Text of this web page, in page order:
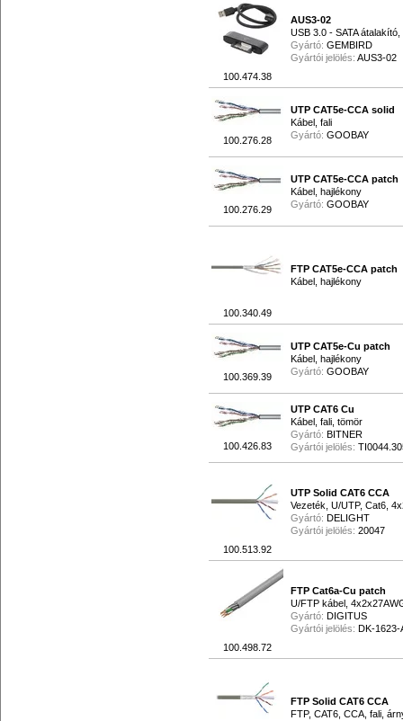
100.474.38
AUS3-02
USB 3.0 - SATA
Gyártó: GEMBIRD
Gyártói jelölés: AUS3-02
100.276.28
UTP CAT5e-CCA solid
Kábel, fali
Gyártó: GOOBAY
100.276.29
UTP CAT5e-CCA patch
Kábel, hajlékony
Gyártó: GOOBAY
100.340.49
FTP CAT5e-CCA patch
Kábel, hajlékony
100.369.39
UTP CAT5e-Cu patch
Kábel, hajlékony
Gyártó: GOOBAY
100.426.83
UTP CAT6 Cu
Kábel, fali, tömör
Gyártó: BITNER
Gyártói jelölés:
100.513.92
UTP Solid CAT6 CCA
Vezeték, U/UTP, Cat6,
Gyártó: DELIGHT
Gyártói jelölés: 20047
100.498.72
FTP Cat6a-Cu patch
U/FTP kábel,
Gyártó: DIGITUS
Gyártói jelölés: DK-1623-
FTP Solid CAT6 CCA
FTP, CAT6, CCA, fali,